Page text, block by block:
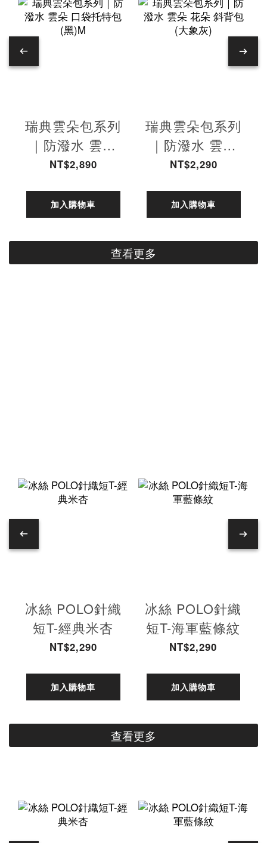
瑞典雲朵包系列
｜防潑水 雲朵
口袋托特包
NT$2,890
加入購物車
瑞典雲朵包系列
｜防潑水 雲朵
花朵 斜背包(大
NT$2,290
加入購物車
查看更多
冰絲 POLO針織
短T-經典米杏
NT$2,290
加入購物車
冰絲 POLO針織
短T-海軍藍條紋
NT$2,290
加入購物車
查看更多